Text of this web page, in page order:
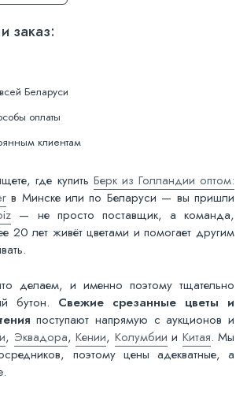
заказ:
Беларуси
оплаты
клиентам
где купить Берк из Голландии оптом:
в Минске или по Беларуси — вы пришли
— не просто поставщик, а команда,
20 лет живёт цветами и помогает другим
делаем, и именно поэтому тщательно
бутон. Свежие срезанные цветы и
поступают напрямую с аукционов и
, Эквадора, Кении, Колумбии и Китая. Мы
поэтому цены адекватные, а